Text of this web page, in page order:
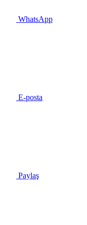
WhatsApp
E-posta
Paylaş